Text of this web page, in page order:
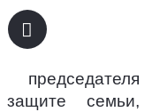
семьи,